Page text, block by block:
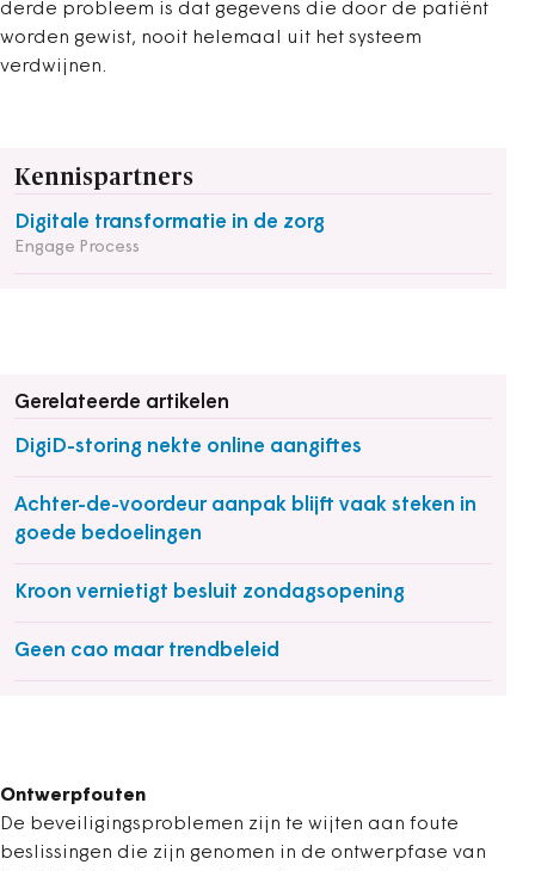
derde probleem is dat gegevens die door de patiënt
worden gewist, nooit helemaal uit het systeem
verdwijnen.
Kennispartners
Digitale transformatie in de zorg
Engage Process
Gerelateerde artikelen
DigiD-storing nekte online aangiftes
Achter-de-voordeur aanpak blijft vaak steken in
goede bedoelingen
Kroon vernietigt besluit zondagsopening
Geen cao maar trendbeleid
Ontwerpfouten
De beveiligingsproblemen zijn te wijten aan foute
beslissingen die zijn genomen in de ontwerpfase van